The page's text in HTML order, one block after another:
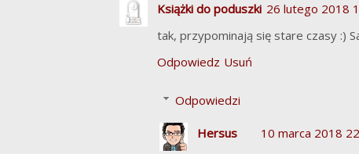
Książki do poduszki 26 lutego 2018
tak, przypominają się stare czasy :)
Odpowiedz Usuń
Odpowiedzi
Hersus
10 marca 2018